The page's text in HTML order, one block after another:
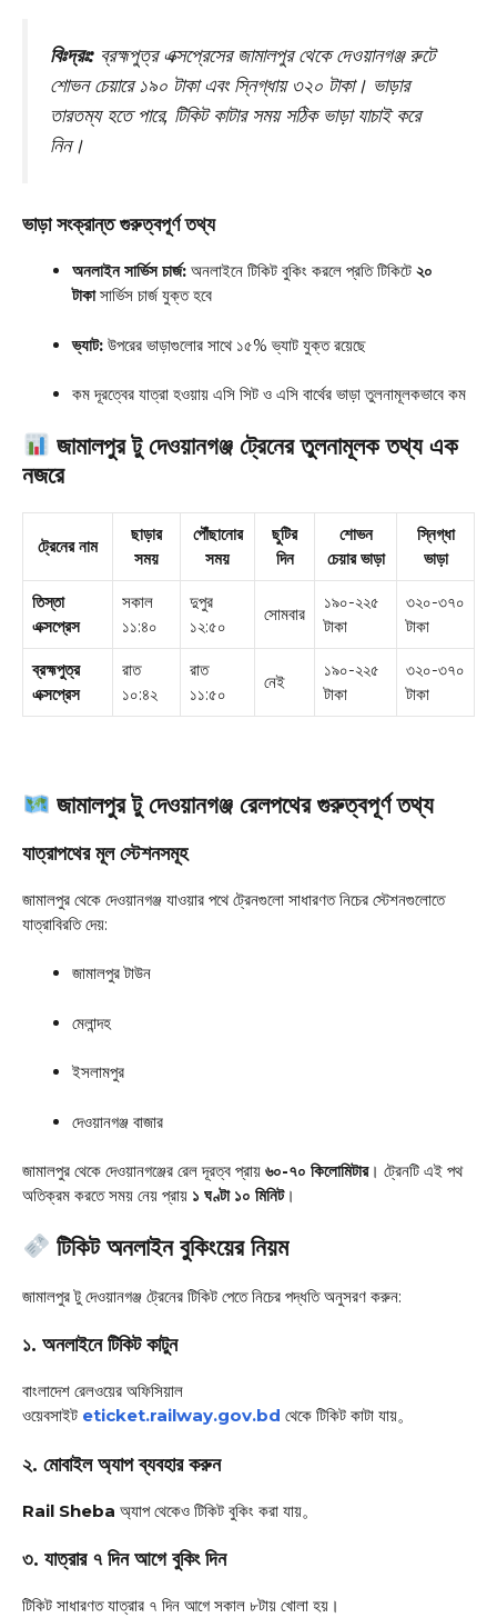
বিঃদ্রঃ: ব্রহ্মপুত্র এক্সপ্রেসের জামালপুর থেকে দেওয়ানগঞ্জ রুটে
শোভন চেয়ারে ১৯০ টাকা এবং স্নিগ্ধায় ৩২০ টাকা। ভাড়ার
তারতম্য হতে পারে, টিকিট কাটার সময় সঠিক ভাড়া যাচাই করে
নিন।
ভাড়া সংক্রান্ত গুরুত্বপূর্ণ তথ্য
অনলাইন সার্ভিস চার্জ: অনলাইনে টিকিট বুকিং করলে প্রতি টিকিটে ২০
টাকাসার্ভিস চার্জ যুক্ত হবে
ভ্যাট: উপরের ভাড়াগুলোর সাথে ১৫% ভ্যাট যুক্ত রয়েছে
কম দূরত্বের যাত্রা হওয়ায় এসি সিট ও এসি বার্থের ভাড়া তুলনামূলকভাবে কম
জামালপুর টু দেওয়ানগঞ্জ ট্রেনের তুলনামূলক তথ্য এক
নজরে
ট্রেনের নাম
ছাড়ার
সময়
পৌঁছানোর
সময়
ছুটির
দিন
শোভন
চেয়ার ভাড়া
স্নিগ্ধা
ভাড়া
তিস্তা
এক্সপ্রেস
সকাল
১১:৪০
দুপুর
১২:৫০
সোমবার
১৯০-২২৫
টাকা
৩২০-৩৭০
টাকা
ব্রহ্মপুত্র
এক্সপ্রেস
রাত
১০:৪২
রাত
১১:৫০
নেই
১৯০-২২৫
টাকা
৩২০-৩৭০
টাকা
জামালপুর টু দেওয়ানগঞ্জ রেলপথের গুরুত্বপূর্ণ তথ্য
যাত্রাপথের মূল স্টেশনসমূহ
জামালপুর থেকে দেওয়ানগঞ্জ যাওয়ার পথে ট্রেনগুলো সাধারণত নিচের স্টেশনগুলোতে
যাত্রাবিরতি দেয়:
জামালপুর টাউন
মেলান্দহ
ইসলামপুর
দেওয়ানগঞ্জ বাজার
জামালপুর থেকে দেওয়ানগঞ্জের রেল দূরত্ব প্রায় ৬০-৭০ কিলোমিটার। ট্রেনটি এই পথ
অতিক্রম করতে সময় নেয় প্রায় ১ ঘণ্টা ১০ মিনিট।
টিকিট অনলাইন বুকিংয়ের নিয়ম
জামালপুর টু দেওয়ানগঞ্জ ট্রেনের টিকিট পেতে নিচের পদ্ধতি অনুসরণ করুন:
১. অনলাইনে টিকিট কাটুন
বাংলাদেশ রেলওয়ের অফিসিয়াল
ওয়েবসাইট eticket.railway.gov.bd থেকে টিকিট কাটা যায়。
২. মোবাইল অ্যাপ ব্যবহার করুন
Rail Sheba অ্যাপ থেকেও টিকিট বুকিং করা যায়。
৩. যাত্রার ৭ দিন আগে বুকিং দিন
টিকিট সাধারণত যাত্রার ৭ দিন আগে সকাল ৮টায় খোলা হয়।